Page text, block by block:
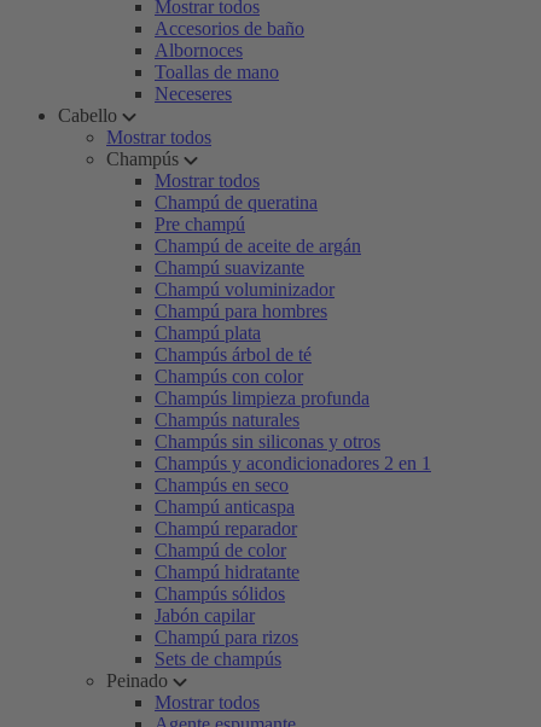
Mostrar todos
Accesorios de baño
Albornoces
Toallas de mano
Neceseres
Cabello
Mostrar todos
Champús
Mostrar todos
Champú de queratina
Pre champú
Champú de aceite de argán
Champú suavizante
Champú voluminizador
Champú para hombres
Champú plata
Champús árbol de té
Champús con color
Champús limpieza profunda
Champús naturales
Champús sin siliconas y otros
Champús y acondicionadores 2 en 1
Champús en seco
Champú anticaspa
Champú reparador
Champú de color
Champú hidratante
Champús sólidos
Jabón capilar
Champú para rizos
Sets de champús
Peinado
Mostrar todos